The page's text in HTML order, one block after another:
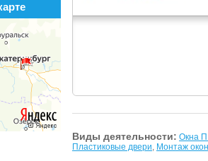
Виды деятельности: Окна
Пластиковые двери, Монтаж окон